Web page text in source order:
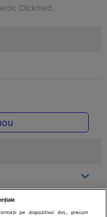
Clickmed.
pe dispozitivul dvs., precum